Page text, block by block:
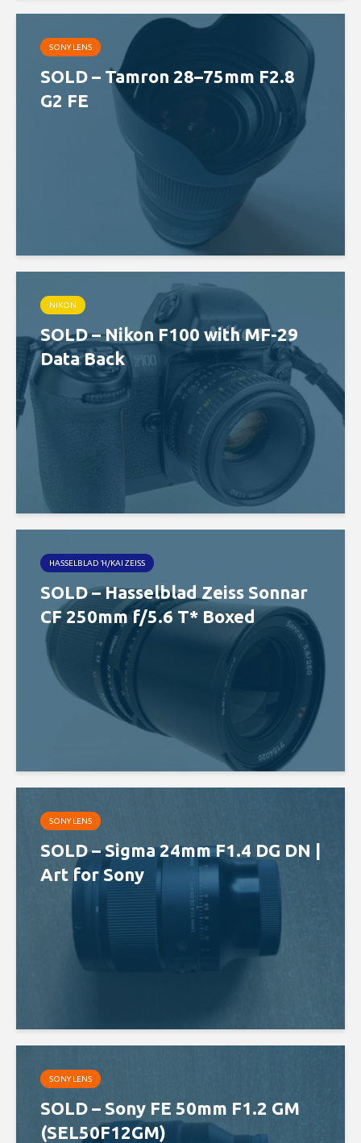
SONY LENS
SOLD – Tamron 28–75mm F2.8
G2 FE
NIKON
SOLD – Nikon F100 with MF-29
Data Back
HASSELBLAD Ή/ΚΑΙ ZEISS
SOLD – Hasselblad Zeiss Sonnar
CF 250mm f/5.6 T* Boxed
SONY LENS
SOLD – Sigma 24mm F1.4 DG DN |
Art for Sony
SONY LENS
SOLD – Sony FE 50mm F1.2 GM
(SEL50F12GM)